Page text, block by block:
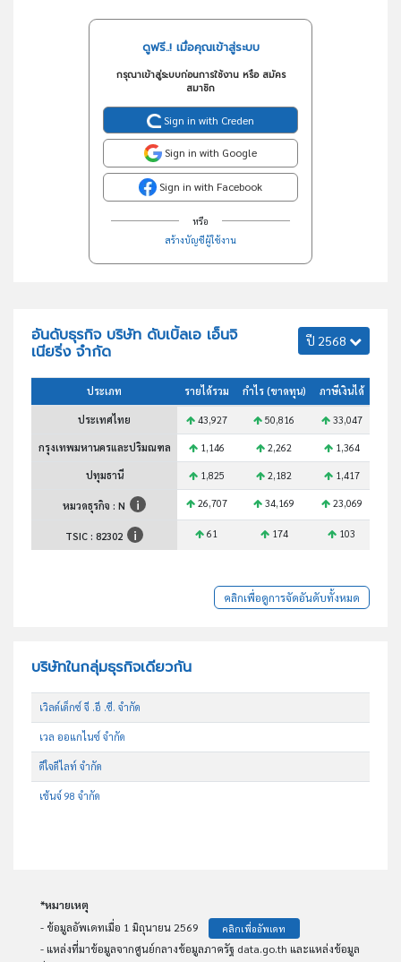
ดูฟรี..! เมื่อคุณเข้าสู่ระบบ
กรุณาเข้าสู่ระบบก่อนการใช้งาน หรือ สมัคร
สมาชิก
Sign in with Creden
Sign in with Google
Sign in with Facebook
หรือ
สร้างบัญชีผู้ใช้งาน
อันดับธุรกิจ บริษัท ดับเบิ้ลเอ เอ็นจิ
เนียริ่ง จำกัด
ปี 2568
ประเภท รายได้รวม กำไร (ขาดทุน) ภาษีเงินได้
ประเทศไทย 43,927 50,816 33,047
กรุงเทพมหานครและปริมณฑล 1,146 2,262 1,364
ปทุมธานี 1,825 2,182 1,417
หมวดธุรกิจ : N 26,707 34,169 23,069
TSIC : 82302 61 174 103
คลิกเพื่อดูการจัดอันดับทั้งหมด
บริษัทในกลุ่มธุรกิจเดียวกัน
เวิลด์เด็กซ์ จี .อี .ซี. จำกัด
เวล ออแกไนซ์ จำกัด
ดีใจดีไลท์ จำกัด
เช้นจ์ 98 จำกัด
*หมายเหตุ
- ข้อมูลอัพเดทเมื่อ 1 มิถุนายน 2569
คลิกเพื่ออัพเดท
- แหล่งที่มาข้อมูลจากศูนย์กลางข้อมูลภาครัฐ data.go.th และแหล่งข้อมูล